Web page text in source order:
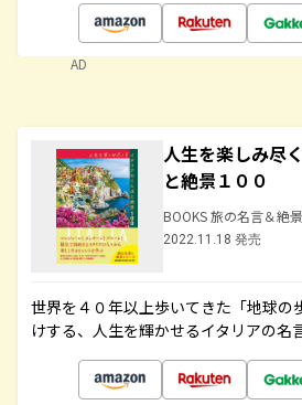
AD
人生を楽しみ尽
と絶景１００
BOOKS 旅の名言＆絶景
2022.11.18 発売
世界を４０年以上歩いてきた「地球の
けする、人生を輝かせるイタリアの名